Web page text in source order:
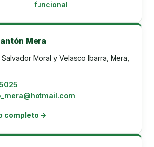
funcional
Mera
Salvador Moral y Velasco Ibarra, Mera,
completo →